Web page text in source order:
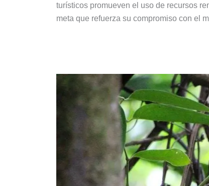
turísticos promueven el uso de recursos
meta que refuerza su compromiso con el